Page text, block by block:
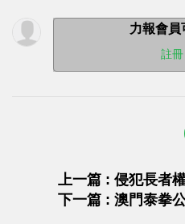
力報會員
註冊
上一篇 : 侵犯長者
下一篇 : 澳門泰拳